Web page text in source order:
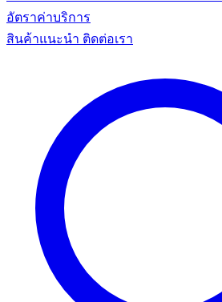
อัตราค่าบริการ
สินค้าแนะนำ ติดต่อเรา